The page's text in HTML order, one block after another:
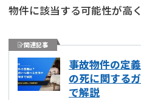
物件に該当する可能性が高く
関連記事
事故物件の定
の死に関する
で解説